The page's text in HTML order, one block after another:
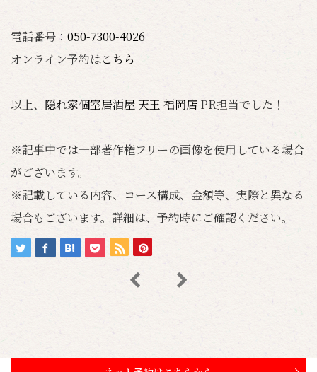
電話番号： 050-7300-4026
オンライン予約はこちら
以上、 隠れ家個室居酒屋 天王 福岡店 PR担当でした！
※記事中では一部著作権フリーの画像を使用している場合
がございます。
※記載している内容、コース構成、金額等、実際と異なる
場合もございます。詳細は、予約時にご確認ください。